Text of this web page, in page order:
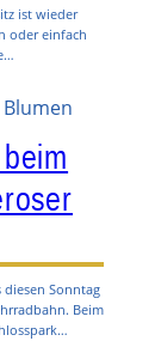
ist wieder
oder einfach
diesen Sonntag
Beim